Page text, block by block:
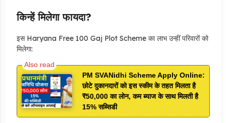
किन्हें मिलेगा फायदा?
इस Haryana Free 100 Gaj Plot Scheme का लाभ उन्हीं परिवारों को
मिलेगा:
PM SVANidhi Scheme Apply Online:
छोटे दुकानदारों को इस स्कीम के तहत मिलता है
₹50,000 का लोन, कम ब्याज के साथ मिलती है
15% सब्सिडी